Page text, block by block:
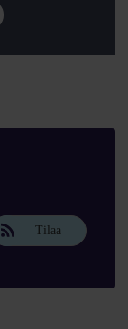
Tilaa